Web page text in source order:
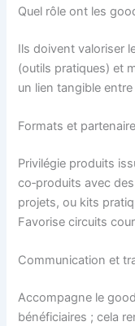
Quel rôle ont les
Ils doivent valoriser
(outils pratiques) et
un lien tangible
Formats et
Privilégie produits
co‑produits avec
projets, ou kits
Favorise circuits
Communication et
Accompagne le
bénéficiaires ; cela